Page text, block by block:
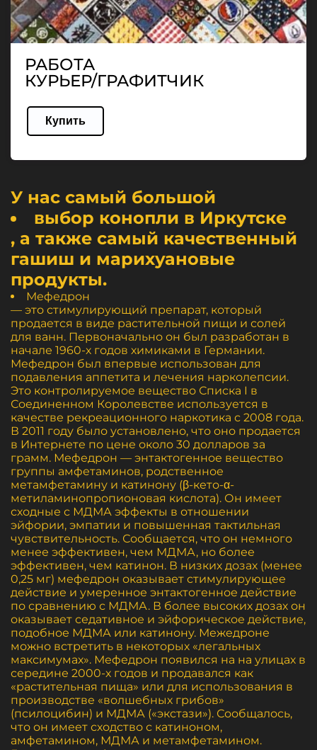
РАБОТА
КУРЬЕР/ГРАФИТЧИК
Купить
У нас самый большой
выбор конопли в Иркутске
, а также самый качественный
гашиш и марихуановые
продукты.
Мефедрон
— это стимулирующий препарат, который
продается в виде растительной пищи и солей
для ванн. Первоначально он был разработан в
начале 1960-х годов химиками в Германии.
Мефедрон был впервые использован для
подавления аппетита и лечения нарколепсии.
Это контролируемое вещество Списка I в
Соединенном Королевстве используется в
качестве рекреационного наркотика с 2008 года.
В 2011 году было установлено, что оно продается
в Интернете по цене около 30 долларов за
грамм. Мефедрон — энтактогенное вещество
группы амфетаминов, родственное
метамфетамину и катинону (β-кето-α-
метиламинопропионовая кислота). Он имеет
сходные с МДМА эффекты в отношении
эйфории, эмпатии и повышенная тактильная
чувствительность. Сообщается, что он немного
менее эффективен, чем МДМА, но более
эффективен, чем катинон. В низких дозах (менее
0,25 мг) мефедрон оказывает стимулирующее
действие и умеренное энтактогенное действие
по сравнению с МДМА. В более высоких дозах он
оказывает седативное и эйфорическое действие,
подобное МДМА или катинону. Межедроне
можно встретить в некоторых «легальных
максимумах». Мефедрон появился на на улицах в
середине 2000-х годов и продавался как
«растительная пища» или для использования в
производстве «волшебных грибов»
(псилоцибин) и МДМА («экстази»). Сообщалось,
что он имеет сходство с катиноном,
амфетамином, МДМА и метамфетамином.